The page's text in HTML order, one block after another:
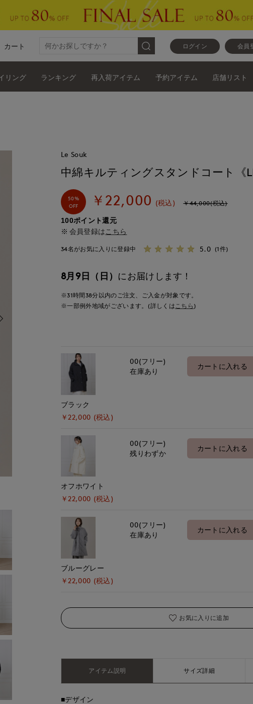
ログイン 会員
カート
リング ランキング 再入荷アイテム 予約アイテム 店舗リスト
モデル身長:170cm
Le Souk
中綿キルティングスタンドコート《
50%
OFF
￥22,000 (税込) ￥44,000(税込)
100ポイント還元
会員登録は こちら
34名がお気に入りに登録中 5.0 (1件)
8月9日（日） にお届けします！
※31時間38分以内のご注文、ご入金が対象です。
※一部例外地域がございます。(詳しくはこちら )
ブラック
￥22,000 (税込)
00(フリー)
在庫あり
カートに入れる
オフホワイト
￥22,000 (税込)
00(フリー)
残りわずか
カートに入れる
ブルーグレー
￥22,000 (税込)
00(フリー)
在庫あり
カートに入れる
お気に入りに追加
アイテム説明 サイズ詳細
■デザイン